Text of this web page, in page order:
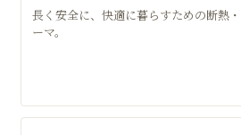
長く安全に、快適に暮らすための断熱
ーマ。